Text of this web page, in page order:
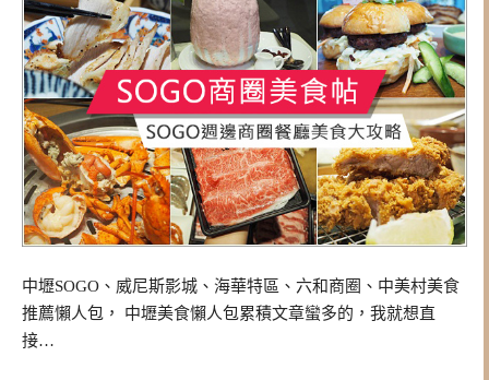
中壢SOGO、威尼斯影城、海華特區、六和商圈、中美村美食
推薦懶人包， 中壢美食懶人包累積文章蠻多的，我就想直
接…